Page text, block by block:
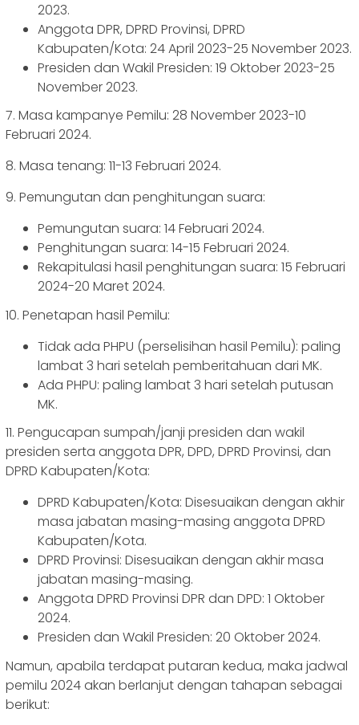
2023.
Anggota DPR, DPRD Provinsi, DPRD
Kabupaten/Kota: 24 April 2023-25 November 2023.
Presiden dan Wakil Presiden: 19 Oktober 2023-25
November 2023.
7. Masa kampanye Pemilu: 28 November 2023-10
Februari 2024.
8. Masa tenang: 11-13 Februari 2024.
9. Pemungutan dan penghitungan suara:
Pemungutan suara: 14 Februari 2024.
Penghitungan suara: 14-15 Februari 2024.
Rekapitulasi hasil penghitungan suara: 15 Februari
2024-20 Maret 2024.
10. Penetapan hasil Pemilu:
Tidak ada PHPU (perselisihan hasil Pemilu): paling
lambat 3 hari setelah pemberitahuan dari MK.
Ada PHPU: paling lambat 3 hari setelah putusan
MK.
11. Pengucapan sumpah/janji presiden dan wakil
presiden serta anggota DPR, DPD, DPRD Provinsi, dan
DPRD Kabupaten/Kota:
DPRD Kabupaten/Kota: Disesuaikan dengan akhir
masa jabatan masing-masing anggota DPRD
Kabupaten/Kota.
DPRD Provinsi: Disesuaikan dengan akhir masa
jabatan masing-masing.
Anggota DPRD Provinsi DPR dan DPD: 1 Oktober
2024.
Presiden dan Wakil Presiden: 20 Oktober 2024.
Namun, apabila terdapat putaran kedua, maka jadwal
pemilu 2024 akan berlanjut dengan tahapan sebagai
berikut: